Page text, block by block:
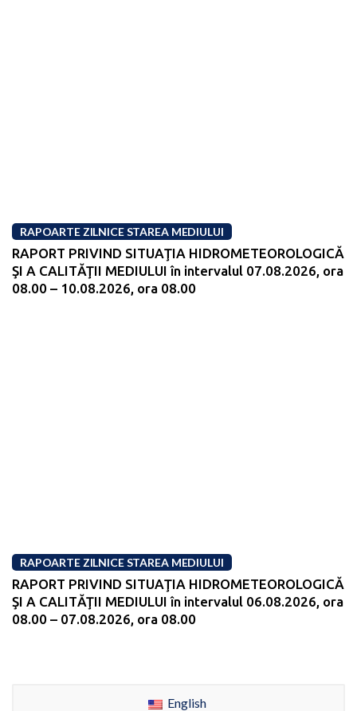
RAPOARTE ZILNICE STAREA MEDIULUI
RAPORT PRIVIND SITUAŢIA HIDROMETEOROLOGICĂ
ŞI A CALITĂŢII MEDIULUI în intervalul 07.08.2026, ora
08.00 – 10.08.2026, ora 08.00
RAPOARTE ZILNICE STAREA MEDIULUI
RAPORT PRIVIND SITUAŢIA HIDROMETEOROLOGICĂ
ŞI A CALITĂŢII MEDIULUI în intervalul 06.08.2026, ora
08.00 – 07.08.2026, ora 08.00
English